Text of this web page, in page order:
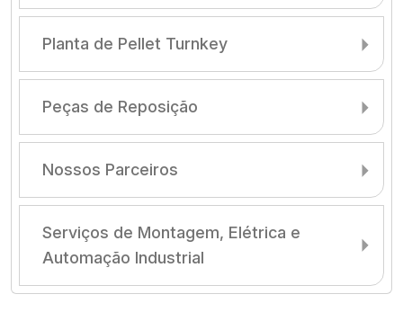
Planta de Pellet Turnkey
Peças de Reposição
Nossos Parceiros
Serviços de Montagem, Elétrica e
Automação Industrial